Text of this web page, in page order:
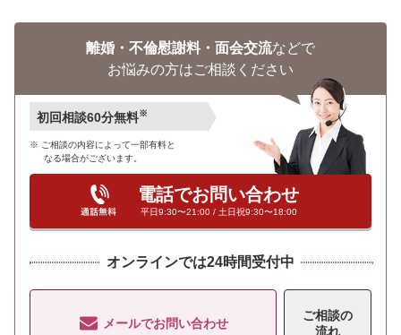
離婚・不倫慰謝料・面会交流などで
お悩みの方はご相談ください
初回相談60分無料※
ご相談の内容によって一部有料と
なる場合がございます。
電話でお問い合わせ
平日9:30〜21:00 / 土日祝9:30〜18:00
オンラインでは24時間受付中
メールでお問い合わせ
ご相談の
流れ